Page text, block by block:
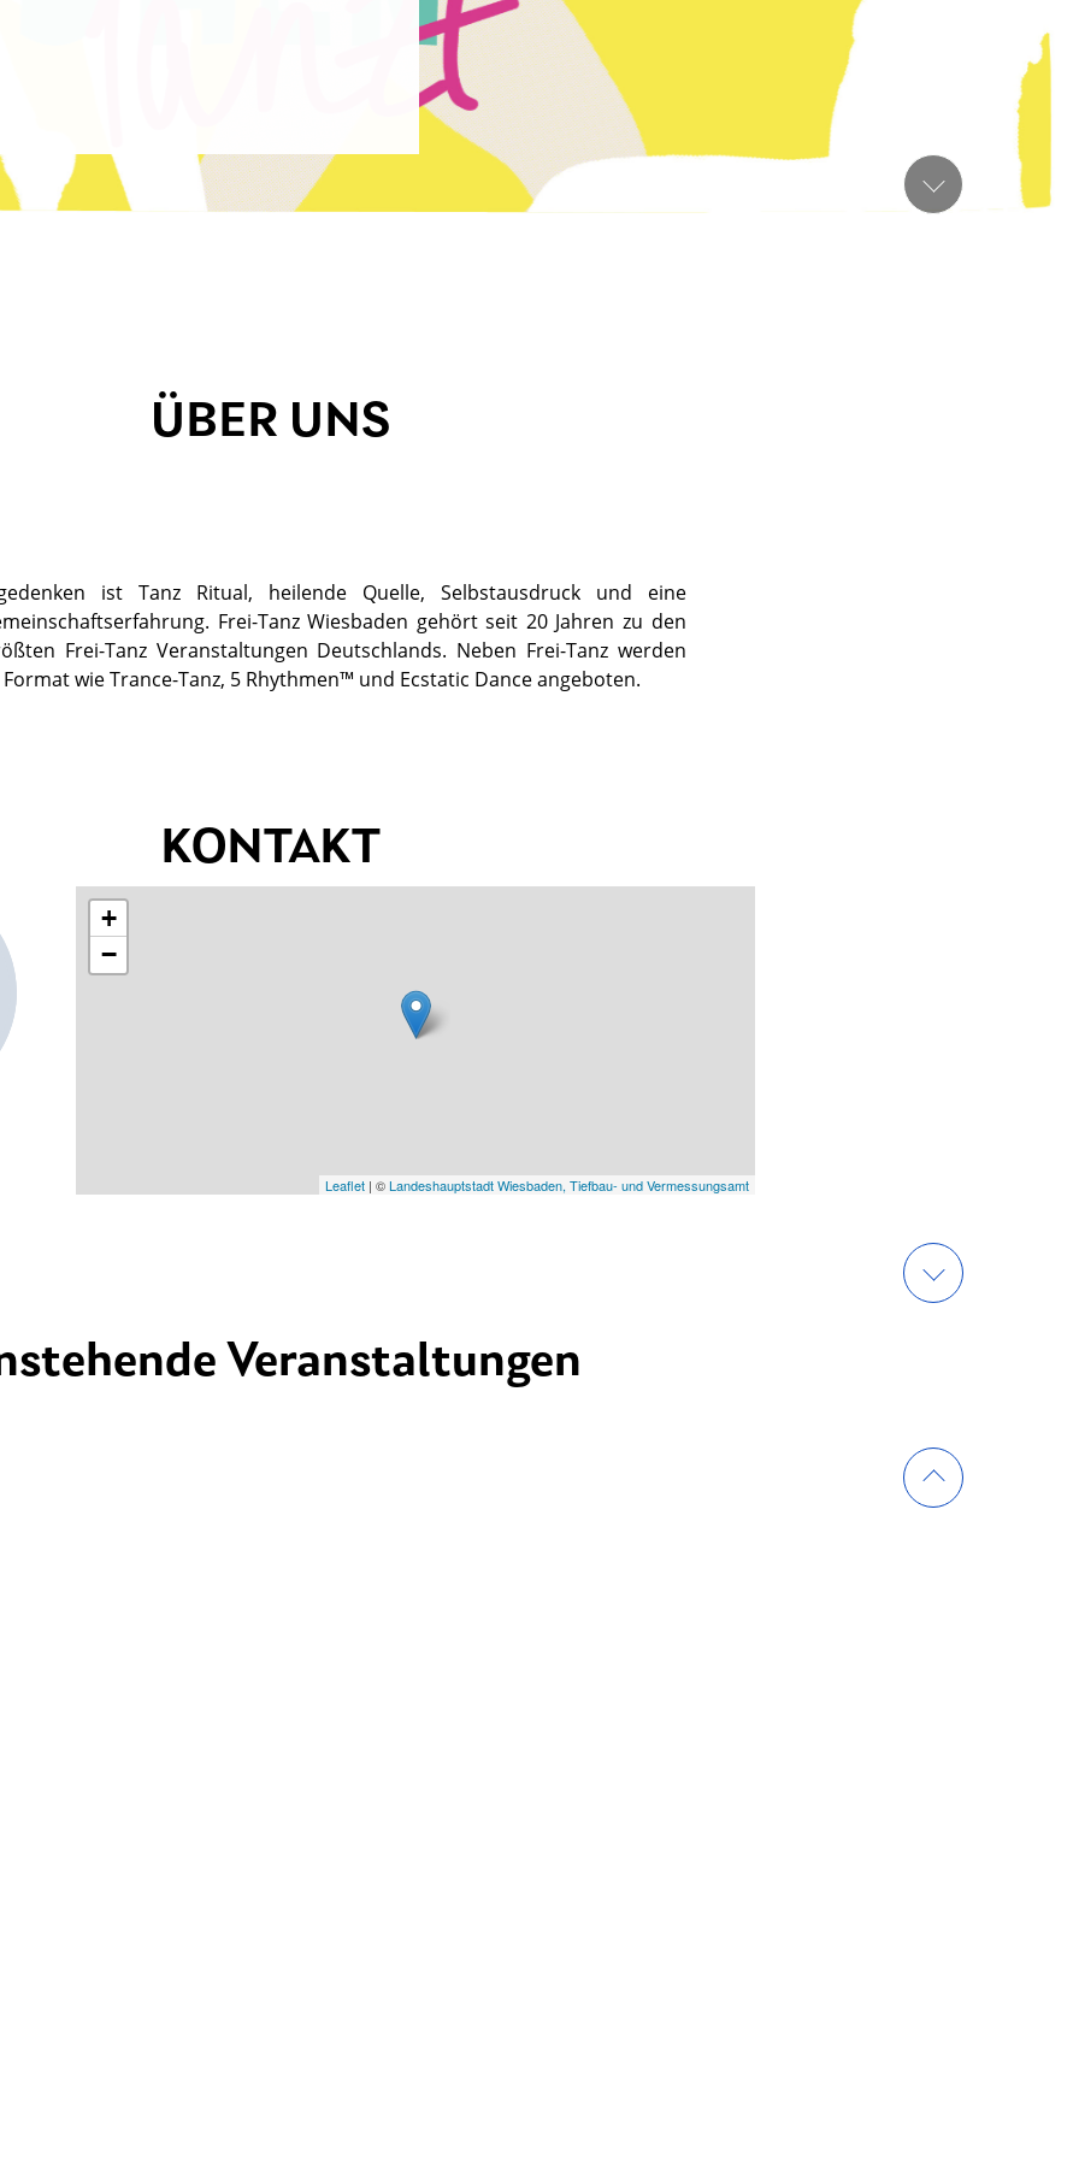
ÜBER UNS
ist Tanz Ritual, heilende Quelle, Selbstausdruck und eine
Frei-Tanz Wiesbaden gehört seit 20 Jahren zu den
Frei-Tanz Veranstaltungen Deutschlands. Neben Frei-Tanz werden
wie Trance-Tanz, 5 Rhythmen™ und Ecstatic Dance angeboten.
KONTAKT
+
−
Leaflet | ©Landeshauptstadt Wiesbaden, Tiefbau- und Vermessungsamt
Veranstaltungen